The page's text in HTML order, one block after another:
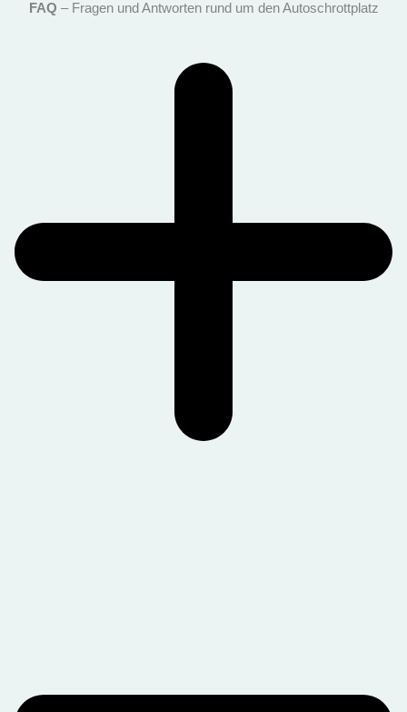
FAQ – Fragen und Antworten rund um den Autoschrottplatz